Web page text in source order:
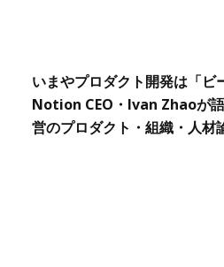
いまやプロダクト開発は「ビ
Notion CEO・Ivan Zhaoが
営のプロダクト・組織・人材